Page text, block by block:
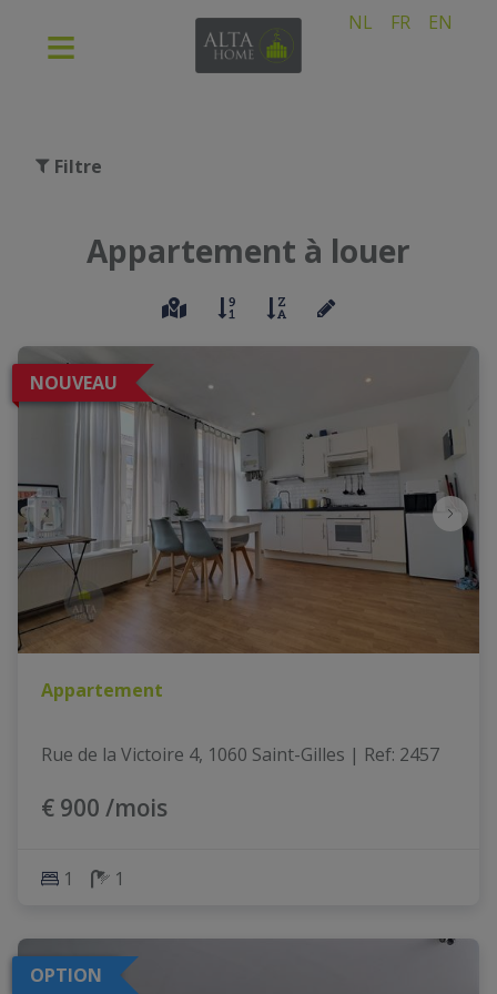
NL FR EN
Filtre
Appartement à louer
NOUVEAU
Appartement
Rue de la Victoire 4, 1060 Saint-Gilles | Ref: 2457
€ 900 /mois
1 1
OPTION